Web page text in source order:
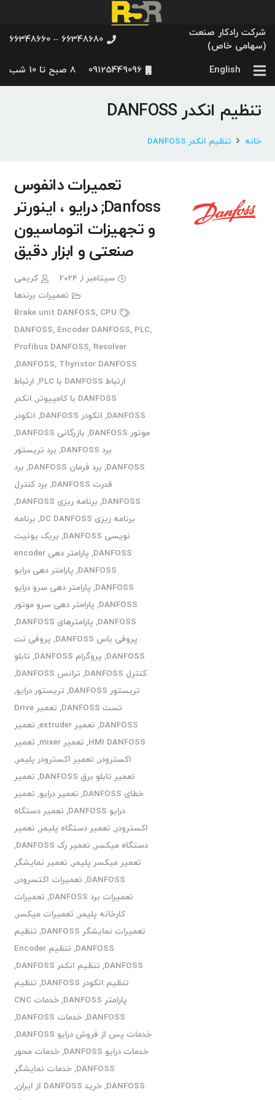
شرکت رادکار صنعت
(سهامی خاص)
66348680 – 66348660
English
09125449096 8 صبح تا 10 شب
تنظیم انکدر DANFOSS
خانه تنظیم انکدر DANFOSS
تعمیرات دانفوس
Danfoss; درایو ، اینورتر
و تجهیزات اتوماسیون
صنعتی و ابزار دقیق
سپتامبر 1, 2024
کریمی
تعمیرات برندها
Brake unit DANFOSS, CPU
DANFOSS, Encoder DANFOSS, PLC,
Profibus DANFOSS, Resolver
DANFOSS, Thyristor DANFOSS
,
ارتباط DANFOSS با PLC
, ارتباط
DANFOSS با کامپیوتر
, انکدر
DANFOSS
, انکودر DANFOSS , انکودر
موتور DANFOSS
, بازرگانی DANFOSS
,
برد DANFOSS
, برد تریستور
DANFOSS
, برد فرمان DANFOSS , برد
قدرت DANFOSS
, برد کنترل
DANFOSS
, برنامه ریزی DANFOSS
,
برنامه ریزی DC DANFOSS
, برنامه
نویسی DANFOSS
, بریک یونیت
DANFOSS
,
پارامتر دهی encoder
DANFOSS
, پارامتر دهی درایو
DANFOSS
, پارامتر دهی سرو درایو
DANFOSS
, پارامتر دهی سرو موتور
DANFOSS
, پارامترهای DANFOSS
,
پروفی باس DANFOSS
, پروفی نت
DANFOSS
, پروگرام DANFOSS , تابلو
کنترل DANFOSS
, ترانس DANFOSS
,
تریستور DANFOSS
, تریستور درایو,
تست DANFOSS
,
تعمیر Drive
DANFOSS
, تعمیر extruder , تعمیر
HMI DANFOSS
, تعمیر mixer , تعمیر
اکسترودر, تعمیر اکسترودر پلیمر,
تعمیر تابلو برق DANFOSS
, تعمیر
خطای DANFOSS
, تعمیر درایو, تعمیر
درایو DANFOSS
, تعمیر دستگاه
اکسترودر, تعمیر دستگاه پلیمر, تعمیر
دستگاه میکسر, تعمیر رک DANFOSS
,
تعمیر میکسر پلیمر, تعمیر نمایشگر
DANFOSS
, تعمیرات اکتسرودر,
تعمیرات برد DANFOSS
, تعمیرات
کارخانه پلیمر, تعمیرات میکسر,
تعمیرات نمایشگر DANFOSS
, تنظیم
DANFOSS
,
تنظیم Encoder
DANFOSS
, تنظیم انکدر DANFOSS
,
تنظیم انکودر DANFOSS
, تنظیم
پارامتر DANFOSS
,
خدمات CNC
DANFOSS
,خدمات DANFOSS
,
خدمات پس از فروش درایو DANFOSS
,
خدمات درایو DANFOSS
,خدمات محور
DANFOSS
,خدمات نمایشگر
DANFOSS
,خرید DANFOSS از ایران
,